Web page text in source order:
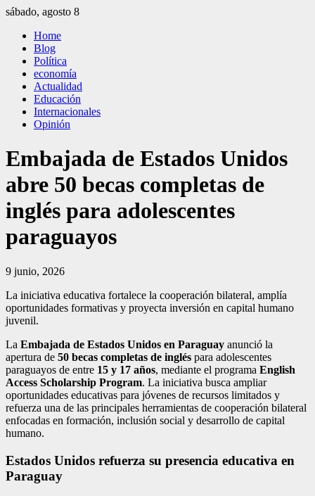
Saltar
contenido
sábado, agosto 8
El Independiente
El independiente Libre y Transparente
Home
Blog
Política
economía
Actualidad
Educación
Internacionales
Opinión
Embajada de Estados Unidos
abre 50 becas completas de
inglés para adolescentes
paraguayos
9 junio, 2026
La iniciativa educativa fortalece la cooperación bilateral, amplía
oportunidades formativas y proyecta inversión en capital humano
juvenil.
La Embajada de Estados Unidos en Paraguay anunció la
apertura de 50 becas completas de inglés para adolescentes
paraguayos de entre 15 y 17 años, mediante el programa English
Access Scholarship Program. La iniciativa busca ampliar
oportunidades educativas para jóvenes de recursos limitados y
refuerza una de las principales herramientas de cooperación bilateral
enfocadas en formación, inclusión social y desarrollo de capital
humano.
Estados Unidos refuerza su presencia educativa en
Paraguay